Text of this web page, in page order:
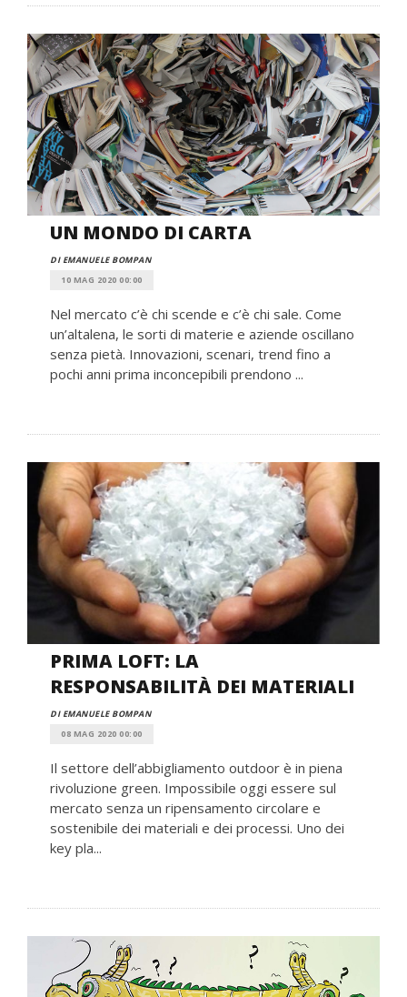
UN MONDO DI CARTA
DI EMANUELE BOMPAN
10 MAG 2020 00:00
Nel mercato c’è chi scende e c’è chi sale. Come
un’altalena, le sorti di materie e aziende oscillano
senza pietà. Innovazioni, scenari, trend fino a
pochi anni prima inconcepibili prendono ...
PRIMA LOFT: LA
RESPONSABILITÀ DEI MATERIALI
DI EMANUELE BOMPAN
08 MAG 2020 00:00
Il settore dell’abbigliamento outdoor è in piena
rivoluzione green. Impossibile oggi essere sul
mercato senza un ripensamento circolare e
sostenibile dei materiali e dei processi. Uno dei
key pla...